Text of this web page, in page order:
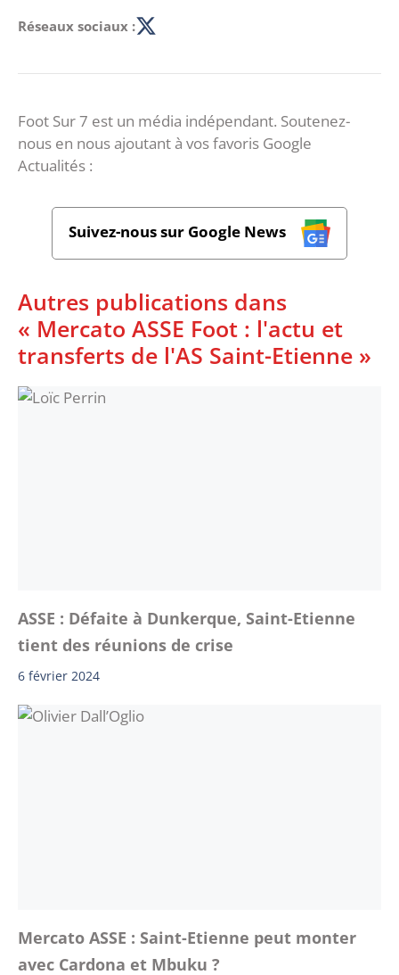
Réseaux sociaux :
Foot Sur 7 est un média indépendant. Soutenez-
nous en nous ajoutant à vos favoris Google
Actualités :
Suivez-nous sur Google News
Autres publications dans
« Mercato ASSE Foot : l'actu et
transferts de l'AS Saint-Etienne »
ASSE : Défaite à Dunkerque, Saint-Etienne
tient des réunions de crise
6 février 2024
Mercato ASSE : Saint-Etienne peut monter
avec Cardona et Mbuku ?